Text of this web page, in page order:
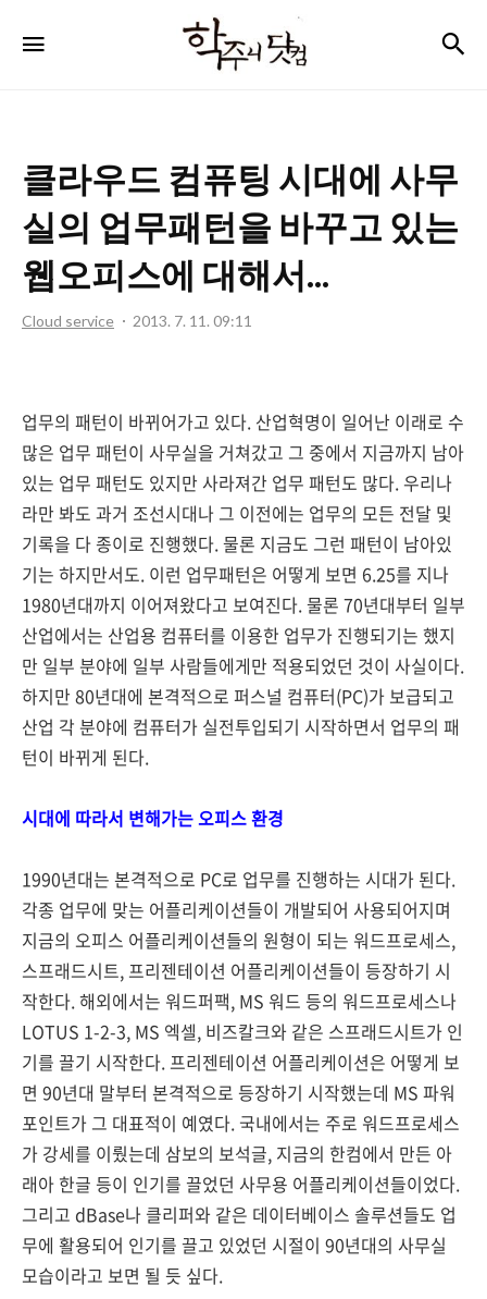
주
컴
클라우드 컴퓨팅 시대에 사무
실의 업무패턴을 바꾸고 있는
웹오피스에 대해서...
Cloud service 2013. 7. 11. 09:11
업무의 패턴이 바뀌어가고 있다. 산업혁명이 일어난 이래로 수
많은 업무 패턴이 사무실을 거쳐갔고 그 중에서 지금까지 남아
있는 업무 패턴도 있지만 사라져간 업무 패턴도 많다. 우리나
라만 봐도 과거 조선시대나 그 이전에는 업무의 모든 전달 및
기록을 다 종이로 진행했다. 물론 지금도 그런 패턴이 남아있
기는 하지만서도. 이런 업무패턴은 어떻게 보면 6.25를 지나
1980년대까지 이어져왔다고 보여진다. 물론 70년대부터 일부
산업에서는 산업용 컴퓨터를 이용한 업무가 진행되기는 했지
만 일부 분야에 일부 사람들에게만 적용되었던 것이 사실이다.
하지만 80년대에 본격적으로 퍼스널 컴퓨터(PC)가 보급되고
산업 각 분야에 컴퓨터가 실전투입되기 시작하면서 업무의 패
턴이 바뀌게 된다.
시대에 따라서 변해가는 오피스 환경
1990년대는 본격적으로 PC로 업무를 진행하는 시대가 된다.
각종 업무에 맞는 어플리케이션들이 개발되어 사용되어지며
지금의 오피스 어플리케이션들의 원형이 되는 워드프로세스,
스프래드시트, 프리젠테이션 어플리케이션들이 등장하기 시
작한다. 해외에서는 워드퍼팩, MS 워드 등의 워드프로세스나
LOTUS 1-2-3, MS 엑셀, 비즈칼크와 같은 스프래드시트가 인
기를 끌기 시작한다. 프리젠테이션 어플리케이션은 어떻게 보
면 90년대 말부터 본격적으로 등장하기 시작했는데 MS 파워
포인트가 그 대표적이 예였다. 국내에서는 주로 워드프로세스
가 강세를 이뤘는데 삼보의 보석글, 지금의 한컴에서 만든 아
래아 한글 등이 인기를 끌었던 사무용 어플리케이션들이었다.
그리고 dBase나 클리퍼와 같은 데이터베이스 솔루션들도 업
무에 활용되어 인기를 끌고 있었던 시절이 90년대의 사무실
모습이라고 보면 될 듯 싶다.